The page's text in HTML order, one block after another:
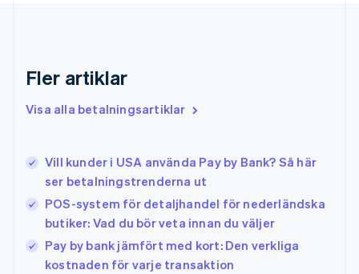
Fler artiklar
Visa alla betalningsartiklar
Vill kunder i USA använda Pay by Bank? Så här
ser betalningstrenderna ut
POS-system för detaljhandel för nederländska
butiker: Vad du bör veta innan du väljer
Pay by bank jämfört med kort: Den verkliga
kostnaden för varje transaktion
简体中文
Indien
Irland
ItalianoEnglish
Japan
日本語 English
Kanada
EnglishFrançais
Kroatien
EnglishItaliano